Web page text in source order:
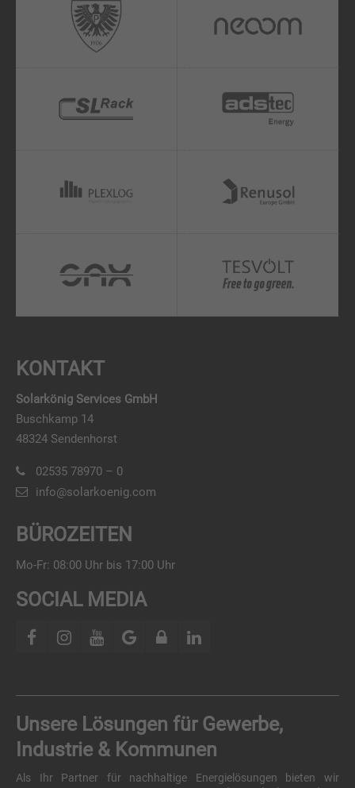
KONTAKT
Solarkönig Services GmbH
Buschkamp 14
48324 Sendenhorst
02535 78970 – 0
info@solarkoenig.com
BÜROZEITEN
Mo-Fr: 08:00 Uhr bis 17:00 Uhr
SOCIAL MEDIA
Unsere Lösungen für Gewerbe,
Industrie & Kommunen
Als Ihr Partner für nachhaltige Energielösungen bieten wir